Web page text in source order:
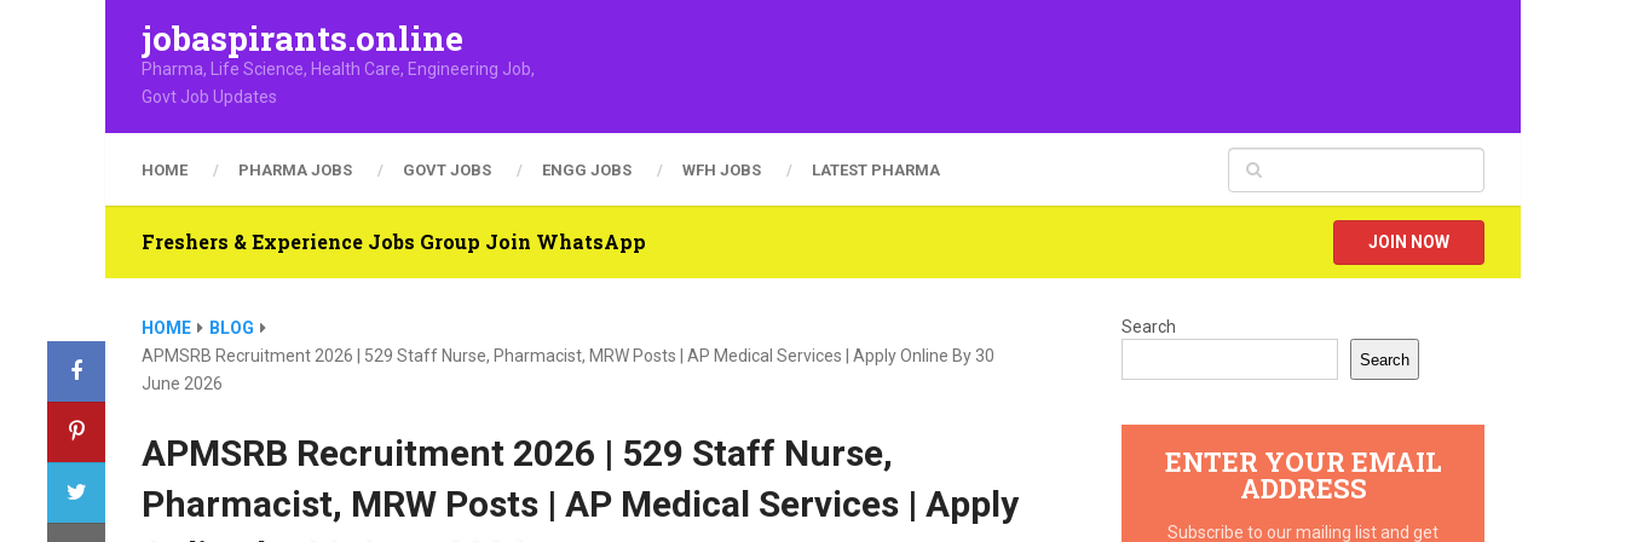
jobaspirants.online
Pharma, Life Science, Health Care, Engineering Job,
Govt Job Updates
HOME PHARMA JOBS GOVT JOBS ENGG JOBS WFH JOBS LATEST PHARMA
Freshers & Experience Jobs Group Join WhatsApp JOIN NOW
HOME
BLOG
APMSRB Recruitment 2026 | 529 Staff Nurse, Pharmacist, MRW Posts | AP Medical Services | Apply Online By 30
June 2026
APMSRB Recruitment 2026 | 529 Staff Nurse,
Pharmacist, MRW Posts | AP Medical Services | Apply
Search
Search
ENTER YOUR EMAIL
ADDRESS
Subscribe to our mailing list and get